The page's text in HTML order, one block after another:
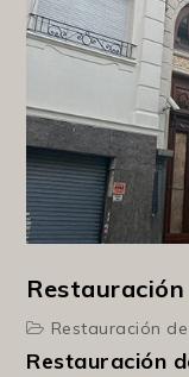
Restauración
Restauración